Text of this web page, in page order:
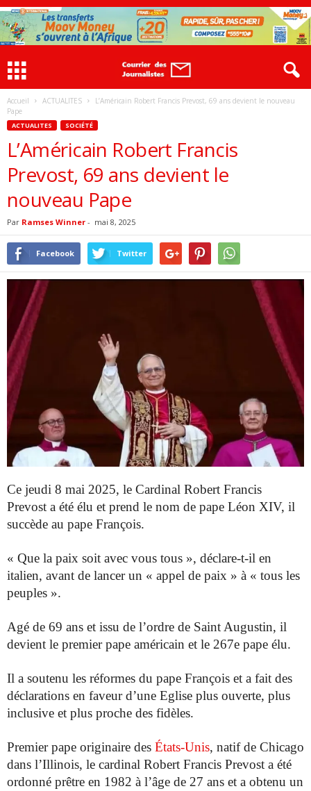
Accueil ACTUALITES
L’Américain Robert Francis Prevost, 69 ans devient le nouveau
Pape
ACTUALITES SOCIÉTÉ
L’Américain Robert Francis
Prevost, 69 ans devient le
nouveau Pape
Par Ramses Winner - mai 8, 2025
Facebook Twitter
Ce jeudi 8 mai 2025, le Cardinal Robert Francis
Prevost a été élu et prend le nom de pape Léon XIV, il
succède au pape François.
« Que la paix soit avec vous tous », déclare-t-il en
italien, avant de lancer un « appel de paix » à « tous les
peuples ».
Agé de 69 ans et issu de l’ordre de Saint Augustin, il
devient le premier pape américain et le 267e pape élu.
Il a soutenu les réformes du pape François et a fait des
déclarations en faveur d’une Eglise plus ouverte, plus
inclusive et plus proche des fidèles.
Premier pape originaire des États-Unis, natif de Chicago
dans l’Illinois, le cardinal Robert Francis Prevost a été
ordonné prêtre en 1982 à l’âge de 27 ans et a obtenu un